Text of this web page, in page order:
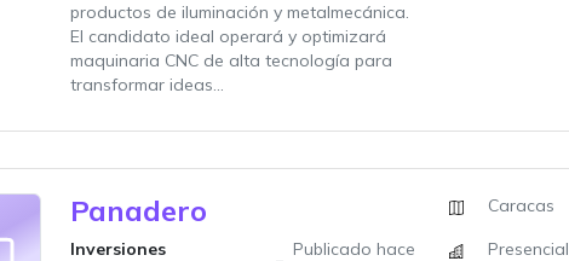
productos de iluminación y metalmecánica.
El candidato ideal operará y optimizará
maquinaria CNC de alta tecnología para
transformar ideas...
Panadero
Inversiones
Publicado hace
Caracas
Presencial